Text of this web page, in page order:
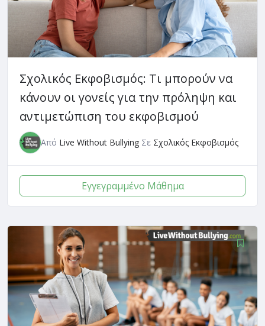
Σχολικός Εκφοβισμός: Τι μπορούν να
κάνουν οι γονείς για την πρόληψη και
αντιμετώπιση του εκφοβισμού
Από Live Without Bullying Σε Σχολικός Εκφοβισμός
Εγγεγραμμένο Μάθημα